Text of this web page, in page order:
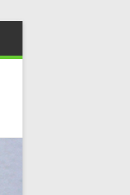
Münchener
Schach